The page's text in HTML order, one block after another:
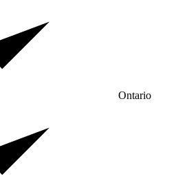
Ontario